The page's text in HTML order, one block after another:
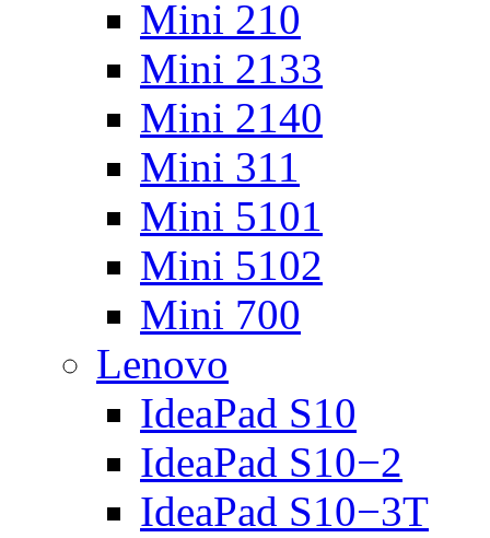
Mini 210
Mini 2133
Mini 2140
Mini 311
Mini 5101
Mini 5102
Mini 700
Lenovo
IdeaPad S10
IdeaPad S10−2
IdeaPad S10−3T